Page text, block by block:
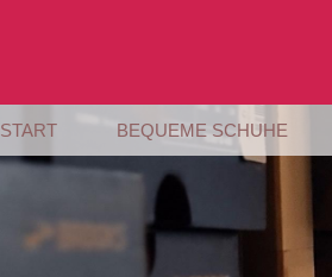
START BEQUEME SCHUHE